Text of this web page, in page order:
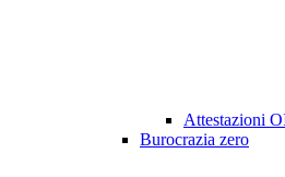
Attestazioni
Burocrazia zero